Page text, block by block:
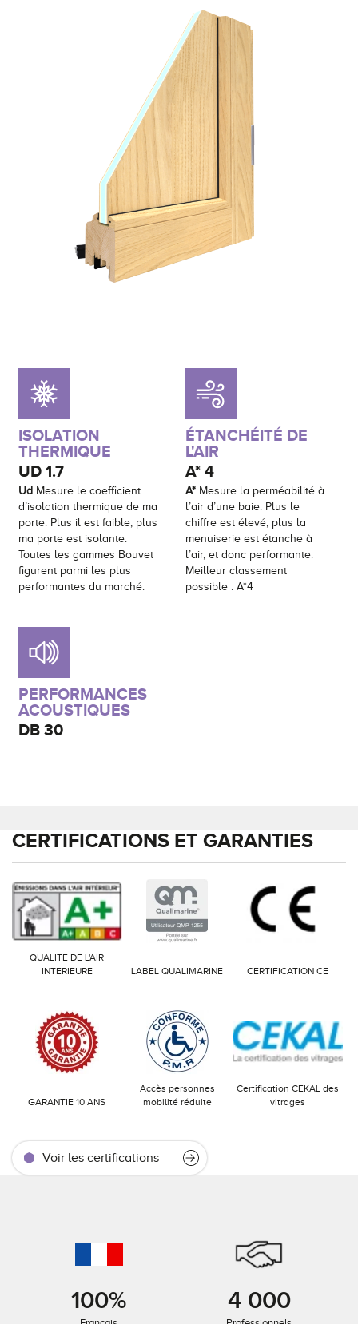
ISOLATION
THERMIQUE
UD1.7
Ud Mesure le coefficient
d’isolation thermique de ma
porte. Plus il est faible, plus
ma porte est isolante.
Toutes les gammes Bouvet
figurent parmi les plus
performantes du marché.
ÉTANCHÉITÉ DE
L'AIR
A*4
A* Mesure la perméabilité à
l’air d’une baie. Plus le
chiffre est élevé, plus la
menuiserie est étanche à
l’air, et donc performante.
Meilleur classement
possible : A*4
PERFORMANCES
ACOUSTIQUES
DB30
CERTIFICATIONS ET GARANTIES
QUALITE DE L'AIR
INTERIEURE
LABEL QUALIMARINE CERTIFICATION CE
GARANTIE 10 ANS
Accès personnes
mobilité réduite
Certification CEKAL des
vitrages
Voir les certifications
100% 4 000